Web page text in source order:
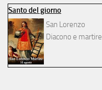
Santo del giorno
San Lorenzo
Diacono e martire